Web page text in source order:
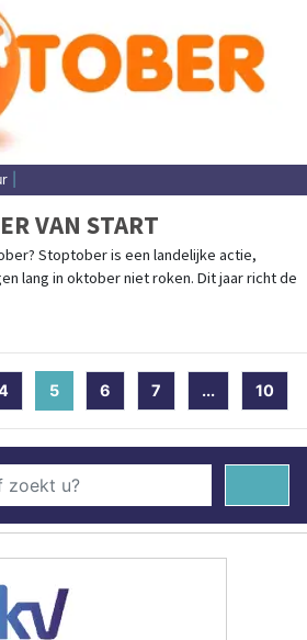
VAN START
Stoptober is een landelijke actie,
lang in oktober niet roken. Dit jaar richt de
5 (current)
6 7 ... 10